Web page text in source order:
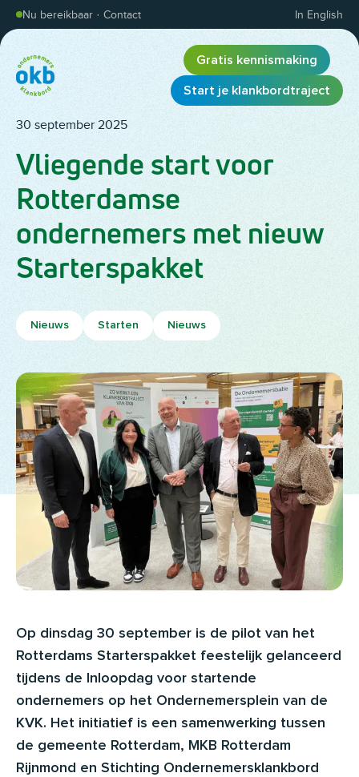
Overslaan en inhoud weergeven
Nu bereikbaar · Contact In English
Gratis kennismaking
Start je klankbordtraject
30 september 2025
Vliegende start voor
Rotterdamse
ondernemers met nieuw
Starterspakket
Nieuws Starten Nieuws
Op dinsdag 30 september is de pilot van het
Rotterdams Starterspakket feestelijk gelanceerd
tijdens de Inloopdag voor startende
ondernemers op het Ondernemersplein van de
KVK. Het initiatief is een samenwerking tussen
de gemeente Rotterdam, MKB Rotterdam
Rijnmond en Stichting Ondernemersklankbord